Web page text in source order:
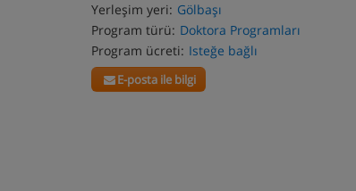
Yerleşim yeri: Gölbaşı
Program türü: Doktora Programları
Program ücreti: Isteğe bağlı
E-posta ile bilgi